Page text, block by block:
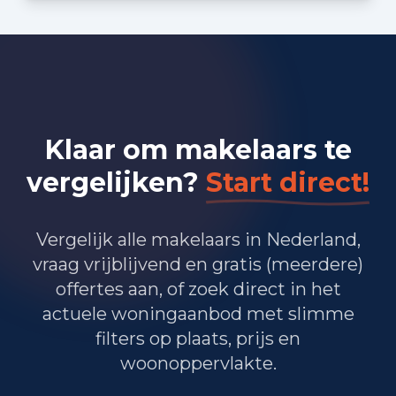
Zakelijke dienstverlening 1.855
Landbouw, bosbouw en visserij
Vervoer, informatie en communicatie 605
Financiele diensten en onroerendgoed
Cultuur, recreatie en overige diensten
Klaar om makelaars te
vergelijken? Start direct!
Vergelijk alle makelaars in Nederland,
vraag vrijblijvend en gratis (meerdere)
offertes aan, of zoek direct in het
actuele woningaanbod met slimme
filters op plaats, prijs en
woonoppervlakte.